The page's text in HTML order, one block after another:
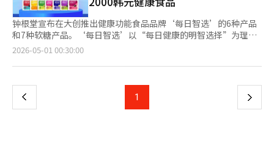
钟根堂宣布在大创推出健康功能食品品牌‘每日智选’的6种产品
和7种软糖产品。‘每日智选’以“每日健康的明智选择”为理
念，提供小容量、小包装的产品，包括多种维生素矿物质、
元）、Respecta益生菌（6天份，5000韩元）等。多种维生素矿
的300%。Omega-3产品兼顾血液循环、抗氧化和眼部健康，奶
蓟草含有100%符合食药处标准的水飞蓟素。辅酶Q10具有血压管
2026-05-01 00:30:00
上
页
1 下